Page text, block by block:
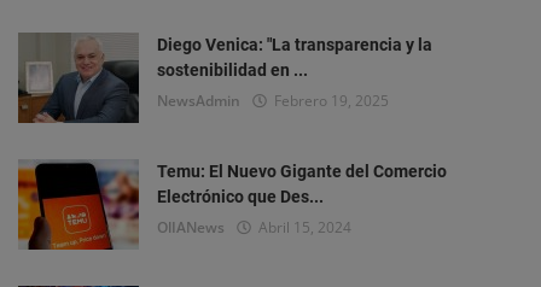
Diego Venica: "La transparencia y la
sostenibilidad en ...
NewsAdmin Febrero 19, 2025
Temu: El Nuevo Gigante del Comercio
Electrónico que Des...
OlIANews Abril 15, 2024